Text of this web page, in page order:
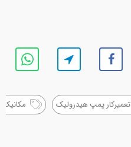
تعمیرکار پمپ هیدرولیک